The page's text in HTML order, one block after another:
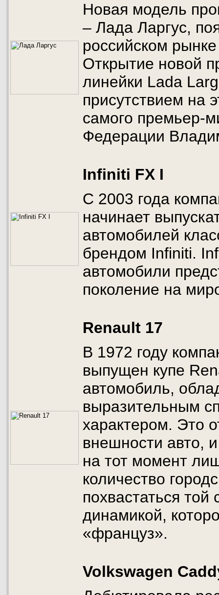
Новая модель
– Лада Ларгус,
российском
Открытие новой
линейки Lada
присутствием на
самого премьер-
Федерации
Infiniti FX I
С 2003 года
начинает
автомобилей
брендом Infiniti.
автомобили
поколение на
Renault 17
В 1972 году
выпущен купе
автомобиль,
выразительным
характером. Это
внешности авто,
на тот момент
количество
похвастаться
динамикой,
«француз».
Volkswagen